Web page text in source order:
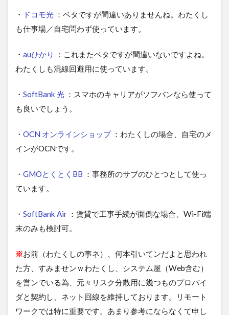
・ ドコモ光 ：ベタですが間違いありませんね。わたくし
も仕事場／自宅問わず使っています。
・ auひかり
：これまたベタですが間違いないですよね。
わたくしも混線回避用に使っています。
・ SoftBank 光 ：スマホのキャリアがソフバンなら使って
も良いでしょう。
・ OCN オンラインショップ ：わたくしの場合、自宅のメ
インがOCNです。
・ GMOとくとくBB ：事務所のサブのひとつとして使っ
ています。
・ SoftBank Air ：賃貸で工事手続が面倒な場合、Wi-Fi端
末のみも検討可。
※お前（わたくしの事ネ）、何本引いてンだよと思われ
た方、すみませンｗわたくし、システム屋（Web含む）
を営ンでいる為、元々リスク分散用に幾つものプロバイ
ダと契約し、ネット回線を維持しております。リモート
ワークでは特に重要です。あまり参考にならなくて申し